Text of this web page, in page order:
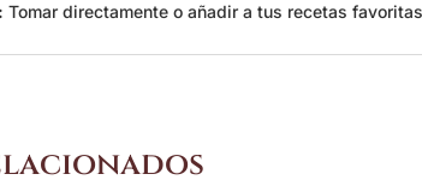
Tomar directamente o añadir a tus recetas